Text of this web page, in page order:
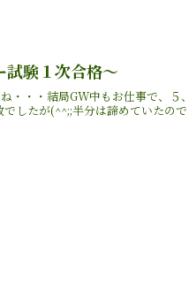
試験１次合格〜
・・・結局GW中もお仕事で、
したが(^^;;半分は諦めていたの